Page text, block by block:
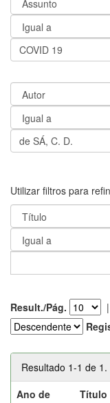
Utilizar filtros para
Result./Pág. |
Resultado 1-1 de 1.
Ano de
Título